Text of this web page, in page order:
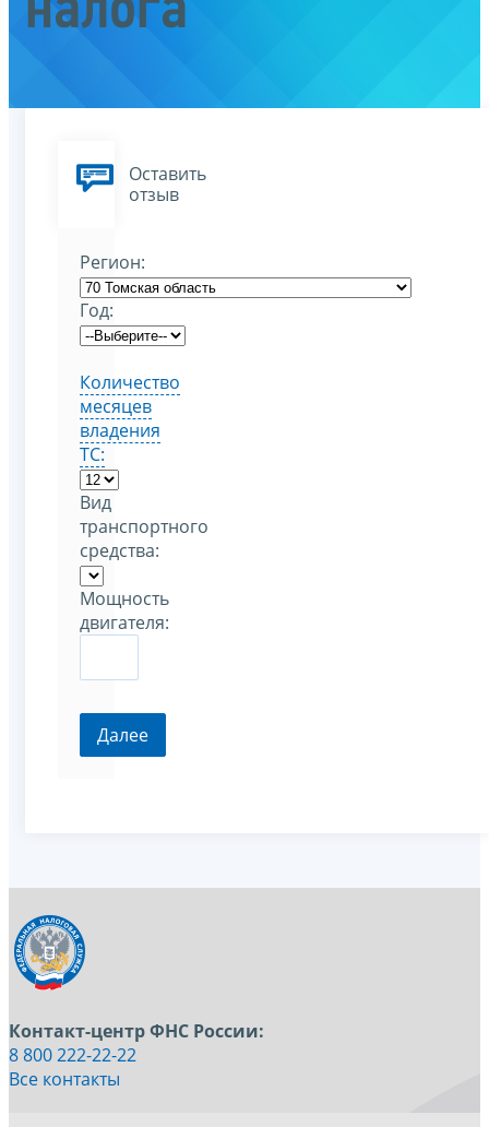
Оставить
отзыв
Регион:
Год:
Количество
месяцев
владения
ТС:
Вид
транспортного
средства:
Мощность
двигателя:
Контакт-центр ФНС России:
8 800 222-22-22
Все контакты